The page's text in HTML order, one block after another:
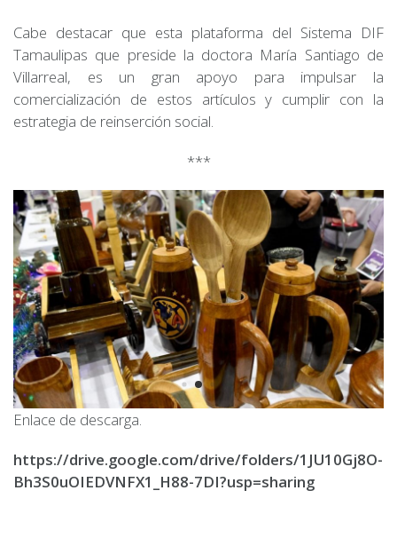
Cabe destacar que esta plataforma del Sistema DIF
Tamaulipas que preside la doctora María Santiago de
Villarreal, es un gran apoyo para impulsar la
comercialización de estos artículos y cumplir con la
estrategia de reinserción social.
***
Enlace de descarga.
https://drive.google.com/drive/folders/1JU10Gj8O-
Bh3S0uOIEDVNFX1_H88-7DI?usp=sharing